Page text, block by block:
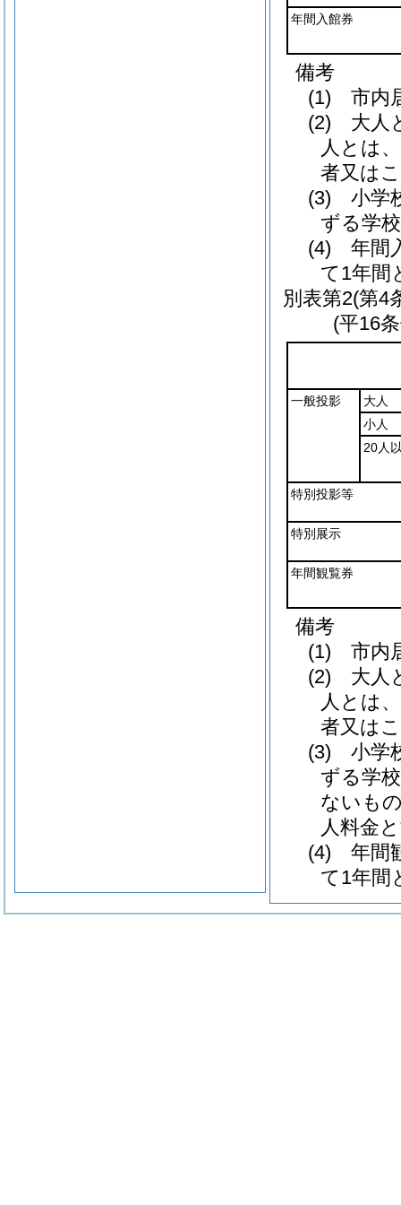
年間入館券
備考
(1) 市内
(2) 大人
人とは
者又は
(3) 小学
ずる学
(4) 年間
て1年間
別表第2(第4
(平16
一般投影
大人
小人
20人
特別投影等
特別展示
年間観覧券
備考
(1) 市内
(2) 大人
人とは
者又は
(3) 小学
ずる学
ないも
人料金
(4) 年間
て1年間